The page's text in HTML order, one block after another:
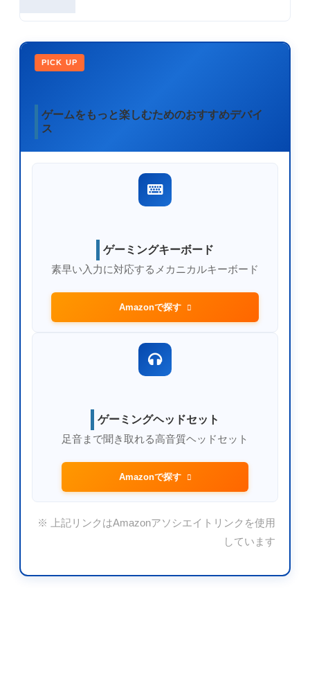
PICK UP
ゲームをもっと楽しむためのおすすめデバイ
ス
ゲーミングキーボード
素早い入力に対応するメカニカルキーボード
Amazonで探す
ゲーミングヘッドセット
足音まで聞き取れる高音質ヘッドセット
Amazonで探す
※ 上記リンクはAmazonアソシエイトリンクを使用
しています